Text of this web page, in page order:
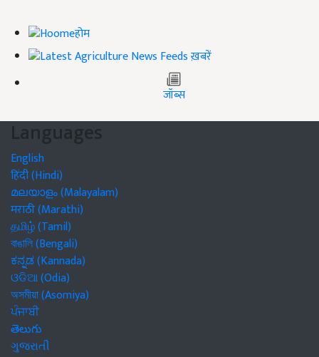
होम
ख़बरें
जॉब्स
Languages
English
हिंदी (Hindi)
മലയാളം (Malayalam)
मराठी (Marathi)
தமிழ் (Tamil)
বাঙালি (Bengali)
ಕನ್ನಡ (Kannada)
ଓଡିଆ (Odia)
অসমীয়া (Asomiya)
ਪੰਜਾਬੀ
తెలుగు
ગુજરાતી